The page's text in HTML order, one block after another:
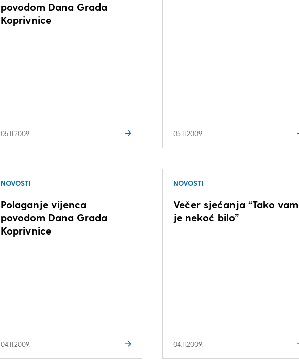
povodom Dana Grada
Koprivnice
05.11.2009. 05.11.2009.
NOVOSTI
Polaganje vijenca
povodom Dana Grada
Koprivnice
04.11.2009.
NOVOSTI
Večer sjećanja “Tako vam
je nekoć bilo”
04.11.2009.